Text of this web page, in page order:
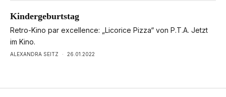
Kindergeburtstag
Retro-Kino par excellence: „Licorice Pizza“ von P.T.A. Jetzt
im Kino.
ALEXANDRA SEITZ · 26.01.2022